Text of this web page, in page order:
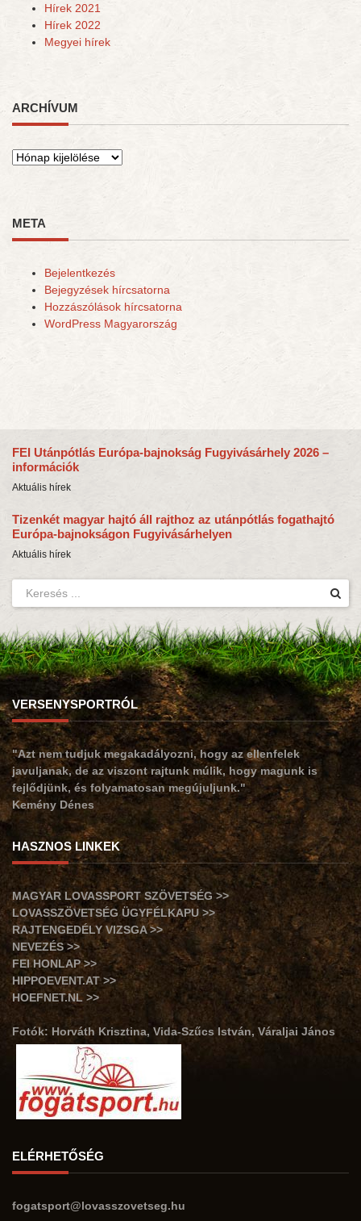
Hírek 2021
Hírek 2022
Megyei hírek
ARCHÍVUM
Archívum
META
Bejelentkezés
Bejegyzések hírcsatorna
Hozzászólások hírcsatorna
WordPress Magyarország
FEI Utánpótlás Európa-bajnokság Fugyivásárhely 2026 –
információk
Aktuális hírek
Tizenkét magyar hajtó áll rajthoz az utánpótlás fogathajtó
Európa-bajnokságon Fugyivásárhelyen
Aktuális hírek
VERSENYSPORTRÓL
"Azt nem tudjuk megakadályozni, hogy az ellenfelek
javuljanak, de az viszont rajtunk múlik, hogy magunk is
fejlődjünk, és folyamatosan megújuljunk."
Kemény Dénes
HASZNOS LINKEK
MAGYAR LOVASSPORT SZÖVETSÉG >>
LOVASSZÖVETSÉG ÜGYFÉLKAPU >>
RAJTENGEDÉLY VIZSGA >>
NEVEZÉS >>
FEI HONLAP >>
HIPPOEVENT.AT >>
HOEFNET.NL >>
Fotók: Horváth Krisztina, Vida-Szűcs István, Váraljai János
ELÉRHETŐSÉG
fogatsport@lovasszovetseg.hu